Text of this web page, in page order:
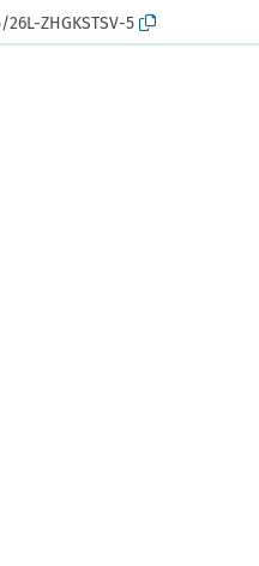
ZHGKSTSV-5